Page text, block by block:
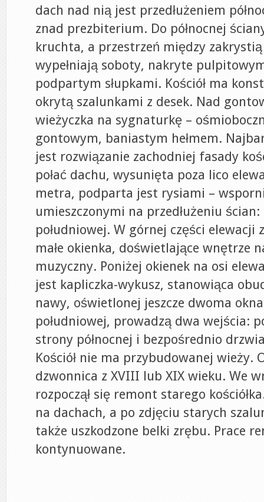
dach nad nią jest przedłużeniem
znad prezbiterium. Do północnej
kruchta, a przestrzeń między
wypełniają soboty, nakryte
podpartym słupkami. Kościół ma
okrytą szalunkami z desek. Nad
wieżyczka na sygnaturkę –
gontowym, baniastym hełmem.
jest rozwiązanie zachodniej fasady
połać dachu, wysunięta poza lico
metra, podparta jest rysiami –
umieszczonymi na przedłużeniu ścian:
południowej. W górnej części elewacji
małe okienka, doświetlające wnętrze
muzyczny. Poniżej okienek na osi
jest kapliczka-wykusz, stanowiąca
nawy, oświetlonej jeszcze dwoma
południowej, prowadzą dwa wejścia:
strony północnej i bezpośrednio
Kościół nie ma przybudowanej wieży.
dzwonnica z XVIII lub XIX wieku. We
rozpoczął się remont starego
na dachach, a po zdjęciu starych
także uszkodzone belki zrębu. Prace
kontynuowane.